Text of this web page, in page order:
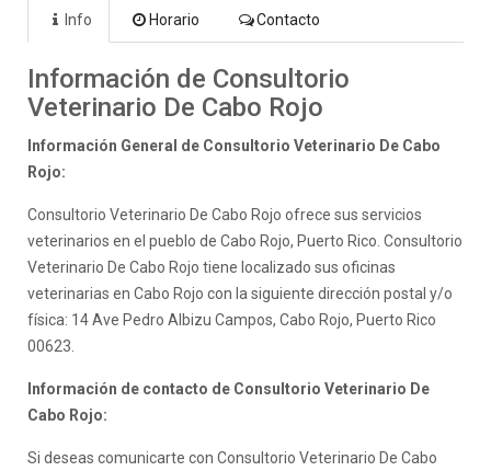
Info Horario Contacto
Información de Consultorio
Veterinario De Cabo Rojo
Información General de Consultorio Veterinario De Cabo
Rojo:
Consultorio Veterinario De Cabo Rojo ofrece sus servicios
veterinarios en el pueblo de Cabo Rojo, Puerto Rico. Consultorio
Veterinario De Cabo Rojo tiene localizado sus oficinas
veterinarias en Cabo Rojo con la siguiente dirección postal y/o
física: 14 Ave Pedro Albizu Campos, Cabo Rojo, Puerto Rico
00623.
Información de contacto de Consultorio Veterinario De
Cabo Rojo:
Si deseas comunicarte con Consultorio Veterinario De Cabo